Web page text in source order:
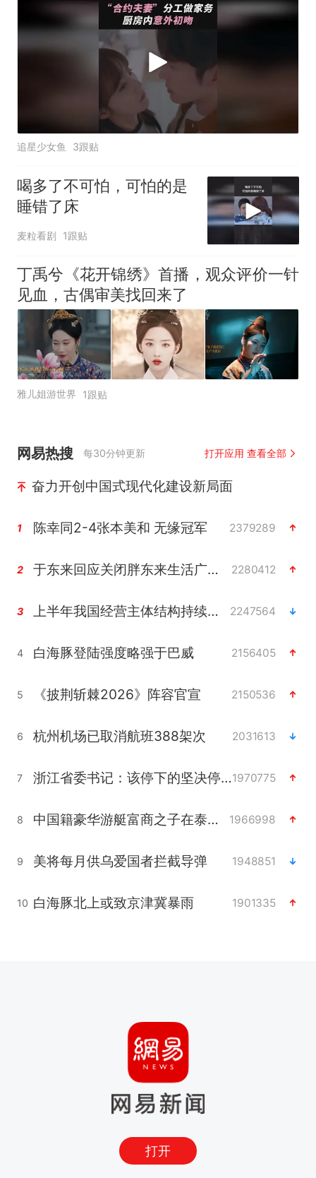
追星少女鱼 3跟贴
喝多了不可怕，可怕的是
睡错了床
麦粒看剧 1跟贴
丁禹兮《花开锦绣》首播，观众评价一针
见血，古偶审美找回来了
雅儿姐游世界 1跟贴
网易热搜 每30分钟更新 打开应用 查看全部
奋力开创中国式现代化建设新局面
1 陈幸同2-4张本美和 无缘冠军 2379289
2 于东来回应关闭胖东来生活广场店 2280412
3 上半年我国经营主体结构持续优化 2247564
4 白海豚登陆强度略强于巴威 2156405
5 《披荆斩棘2026》阵容官宣 2150536
6 杭州机场已取消航班388架次 2031613
7 浙江省委书记：该停下的坚决停下来1970775
8 中国籍豪华游艇富商之子在泰国被杀 1966998
9 美将每月供乌爱国者拦截导弹 1948851
10 白海豚北上或致京津冀暴雨 1901335
打开